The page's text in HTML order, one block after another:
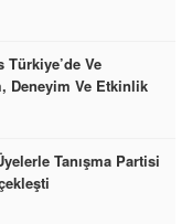
Türkiye’de Ve
Deneyim Ve Etkinlik
Tanışma Partisi